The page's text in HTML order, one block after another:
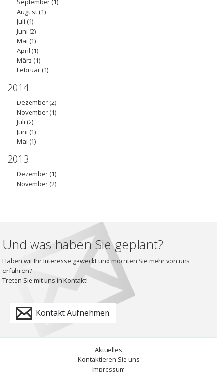
September(1)
August(1)
Juli (1)
Juni (2)
Mai (1)
April (1)
März (1)
Februar(1)
2014
Dezember(2)
November(1)
Juli (2)
Juni (1)
Mai (1)
2013
Dezember(1)
November(2)
Und was haben Sie geplant?
Haben wir Ihr Interesse geweckt und möchten Sie mehr von uns
erfahren?
Treten Sie mit uns in Kontakt!
Kontakt Aufnehmen
Aktuelles
Kontaktieren Sie uns
Impressum